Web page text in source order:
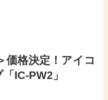
価格決定！アイコ
IC-PW2」